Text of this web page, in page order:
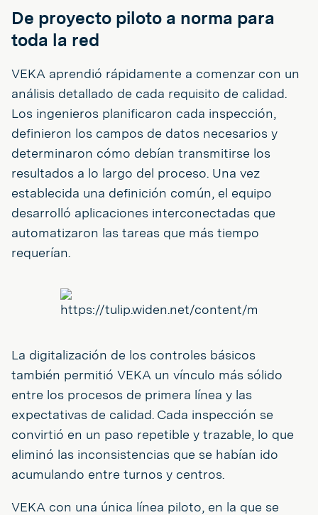
De proyecto piloto a norma para
toda la red
VEKA aprendió rápidamente a comenzar con un
análisis detallado de cada requisito de calidad.
Los ingenieros planificaron cada inspección,
definieron los campos de datos necesarios y
determinaron cómo debían transmitirse los
resultados a lo largo del proceso. Una vez
establecida una definición común, el equipo
desarrolló aplicaciones interconectadas que
automatizaron las tareas que más tiempo
requerían.
La digitalización de los controles básicos
también permitió VEKA un vínculo más sólido
entre los procesos de primera línea y las
expectativas de calidad. Cada inspección se
convirtió en un paso repetible y trazable, lo que
eliminó las inconsistencias que se habían ido
acumulando entre turnos y centros.
VEKA con una única línea piloto, en la que se